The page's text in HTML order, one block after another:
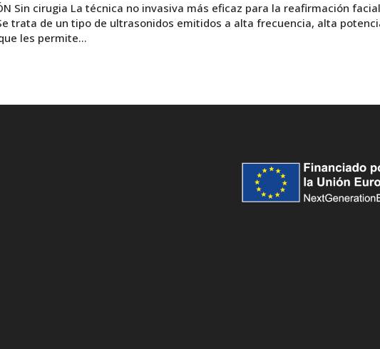
Sin cirugia La técnica no invasiva más eficaz para la reafirmación
trata de un tipo de ultrasonidos emitidos a alta frecuencia, alta
les permite...